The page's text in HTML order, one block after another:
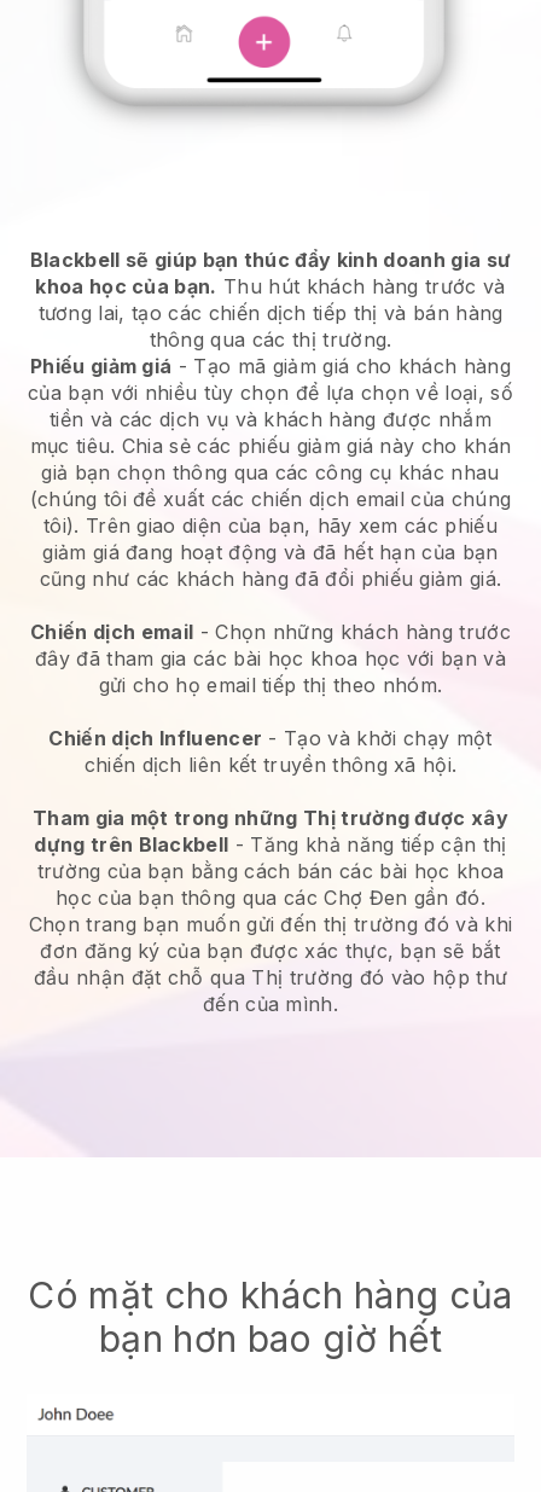
Blackbell sẽ giúp bạn thúc đẩy kinh doanh gia sư
khoa học của bạn. Thu hút khách hàng trước và
tương lai, tạo các chiến dịch tiếp thị và bán hàng
thông qua các thị trường.
Phiếu giảm giá - Tạo mã giảm giá cho khách hàng
của bạn với nhiều tùy chọn để lựa chọn về loại, số
tiền và các dịch vụ và khách hàng được nhắm
mục tiêu. Chia sẻ các phiếu giảm giá này cho khán
giả bạn chọn thông qua các công cụ khác nhau
(chúng tôi đề xuất các chiến dịch email của chúng
tôi). Trên giao diện của bạn, hãy xem các phiếu
giảm giá đang hoạt động và đã hết hạn của bạn
cũng như các khách hàng đã đổi phiếu giảm giá.
Chiến dịch email - Chọn những khách hàng trước
đây đã tham gia các bài học khoa học với bạn và
gửi cho họ email tiếp thị theo nhóm.
Chiến dịch Influencer - Tạo và khởi chạy một
chiến dịch liên kết truyền thông xã hội.
Tham gia một trong những Thị trường được xây
dựng trên Blackbell - Tăng khả năng tiếp cận thị
trường của bạn bằng cách bán các bài học khoa
học của bạn thông qua các Chợ Đen gần đó.
Chọn trang bạn muốn gửi đến thị trường đó và khi
đơn đăng ký của bạn được xác thực, bạn sẽ bắt
đầu nhận đặt chỗ qua Thị trường đó vào hộp thư
đến của mình.
Có mặt cho khách hàng của
bạn hơn bao giờ hết